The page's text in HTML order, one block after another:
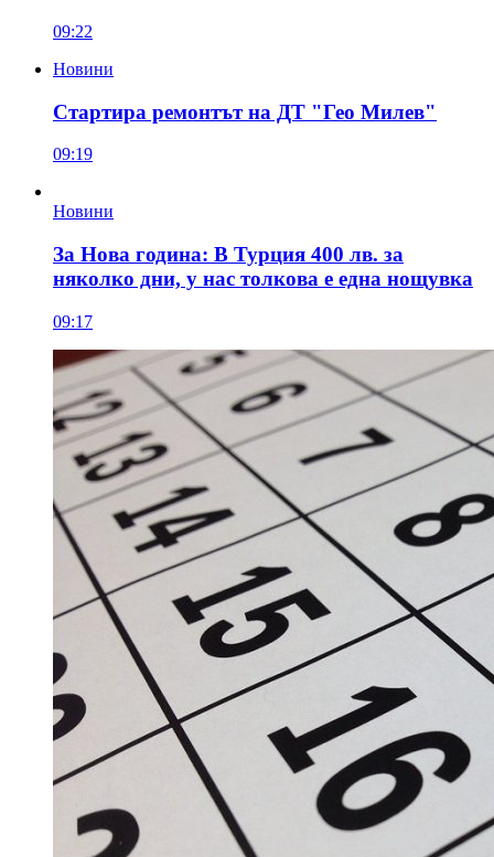
09:22
Новини
Стартира ремонтът на ДТ "Гео Милев"
09:19
Новини
За Нова година: В Турция 400 лв. за
няколко дни, у нас толкова е една нощувка
09:17